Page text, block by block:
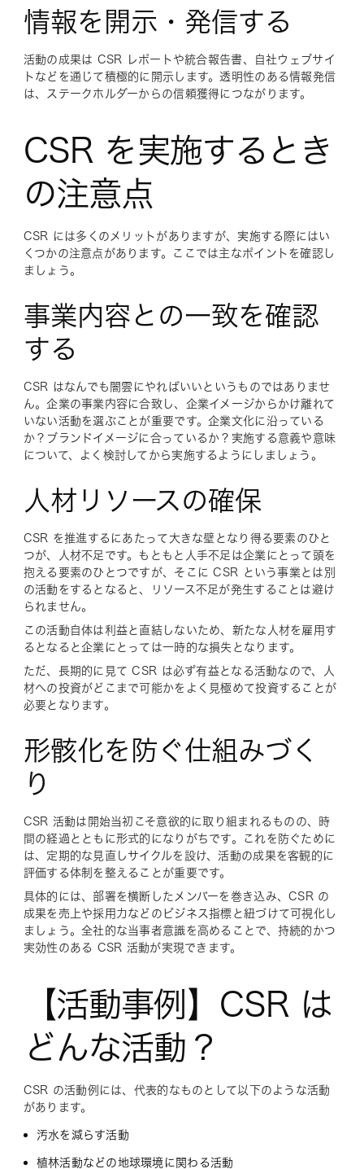
情報を開示・発信する
活動の成果は CSR レポートや統合報告書、自社ウェブサイ
トなどを通じて積極的に開示します。透明性のある情報発信
は、ステークホルダーからの信頼獲得につながります。
CSR を実施するとき
の注意点
CSR には多くのメリットがありますが、実施する際にはい
くつかの注意点があります。ここでは主なポイントを確認し
ましょう。
事業内容との一致を確認
する
CSR はなんでも闇雲にやればいいというものではありませ
ん。企業の事業内容に合致し、企業イメージからかけ離れて
いない活動を選ぶことが重要です。企業文化に沿っている
か？ブランドイメージに合っているか？実施する意義や意味
について、よく検討してから実施するようにしましょう。
人材リソースの確保
CSR を推進するにあたって大きな壁となり得る要素のひと
つが、人材不足です。もともと人手不足は企業にとって頭を
抱える要素のひとつですが、そこに CSR という事業とは別
の活動をするとなると、リソース不足が発生することは避け
られません。
この活動自体は利益と直結しないため、新たな人材を雇用す
るとなると企業にとっては一時的な損失となります。
ただ、長期的に見て CSR は必ず有益となる活動なので、人
材への投資がどこまで可能かをよく見極めて投資することが
必要となります。
形骸化を防ぐ仕組みづく
り
CSR 活動は開始当初こそ意欲的に取り組まれるものの、時
間の経過とともに形式的になりがちです。これを防ぐために
は、定期的な見直しサイクルを設け、活動の成果を客観的に
評価する体制を整えることが重要です。
具体的には、部署を横断したメンバーを巻き込み、CSR の
成果を売上や採用力などのビジネス指標と紐づけて可視化し
ましょう。全社的な当事者意識を高めることで、持続的かつ
実効性のある CSR 活動が実現できます。
【活動事例】CSR は
どんな活動？
CSR の活動例には、代表的なものとして以下のような活動
があります。
汚水を減らす活動
植林活動などの地球環境に関わる活動